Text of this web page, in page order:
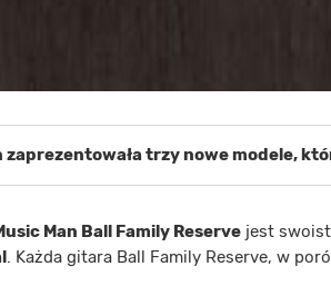
zaprezentowała trzy nowe modele,
Man Ball Family Reserve jest
. Każda gitara Ball Family Reserve, w